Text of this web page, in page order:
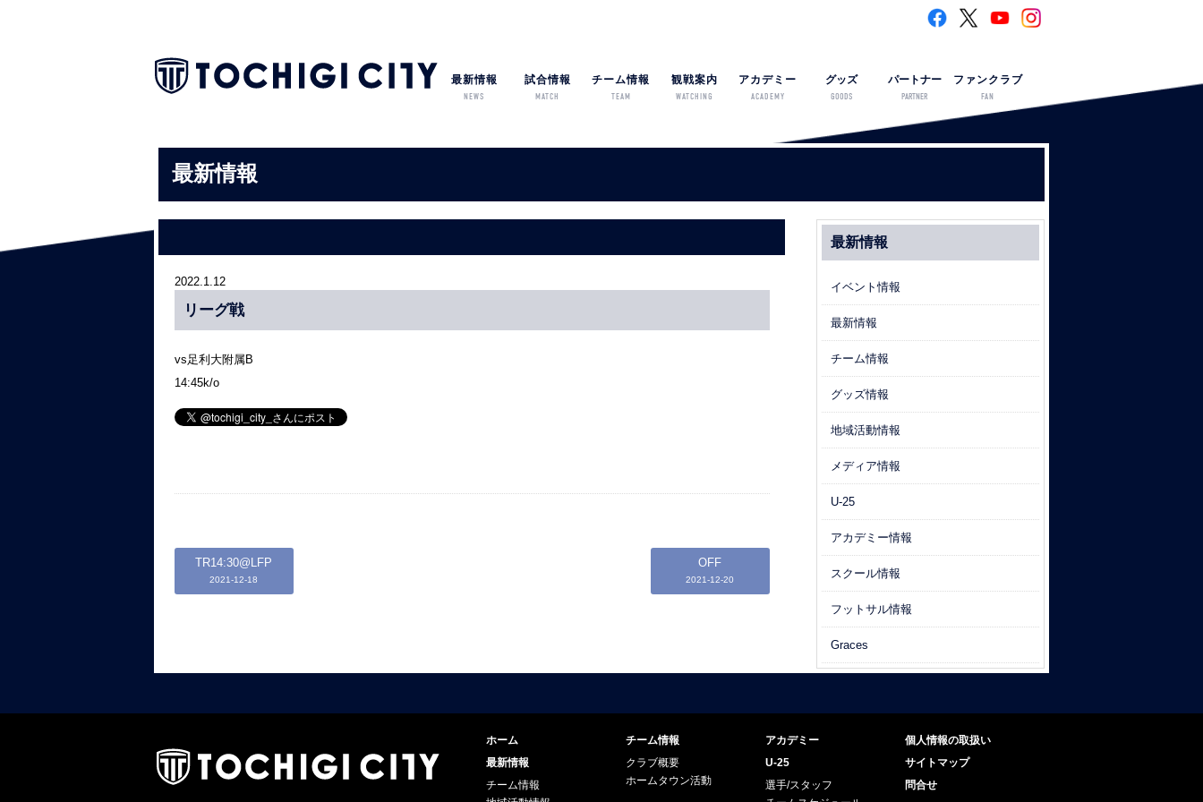
最新情報
NEWS
試合情報
MATCH
チーム情報
TEAM
観戦案内
WATCHING
アカデミー
ACADEMY
グッズ
GOODS
パートナー
PARTNER
ファンクラブ
FAN
最新情報
2022.1.12
リーグ戦
vs足利大附属B
14:45k/o
TR14:30@LFP
2021-12-18
OFF
2021-12-20
最新情報
イベント情報
最新情報
チーム情報
グッズ情報
地域活動情報
メディア情報
U-25
アカデミー情報
スクール情報
フットサル情報
Graces
ホーム
最新情報
チーム情報
チーム情報
クラブ概要
ホームタウン活動
アカデミー
U-25
選手/スタッフ
個人情報の取扱い
サイトマップ
問合せ